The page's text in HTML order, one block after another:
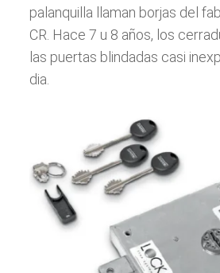
palanquilla llaman borjas del
CR. Hace 7 u 8 años, los
las puertas blindadas casi
dia.